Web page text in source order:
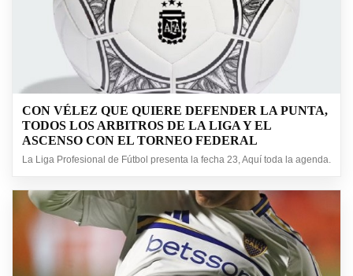
CON VÉLEZ QUE QUIERE DEFENDER LA PUNTA,
TODOS LOS ARBITROS DE LA LIGA Y EL
ASCENSO CON EL TORNEO FEDERAL
La Liga Profesional de Fútbol presenta la fecha 23, Aquí toda la agenda.